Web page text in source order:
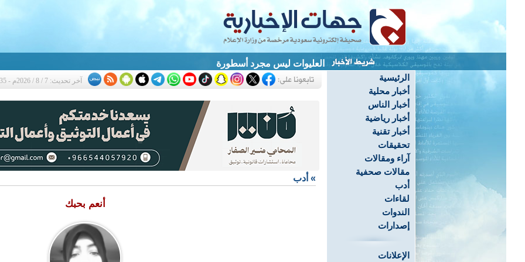
العليوات ليس مجرد أسطورة
الرئيسية
أخبار محلية
أخبار الناس
أخبار رياضية
أخبار تقنية
تحقيقات
آراء ومقالات
مقالات صحفية
أدب
لقاءات
الندوات
إصدارات
الإعلانات
آخر تحديث: 7 / 8 / 2026م - 1:35 م
» أدب
أنعم بحبك